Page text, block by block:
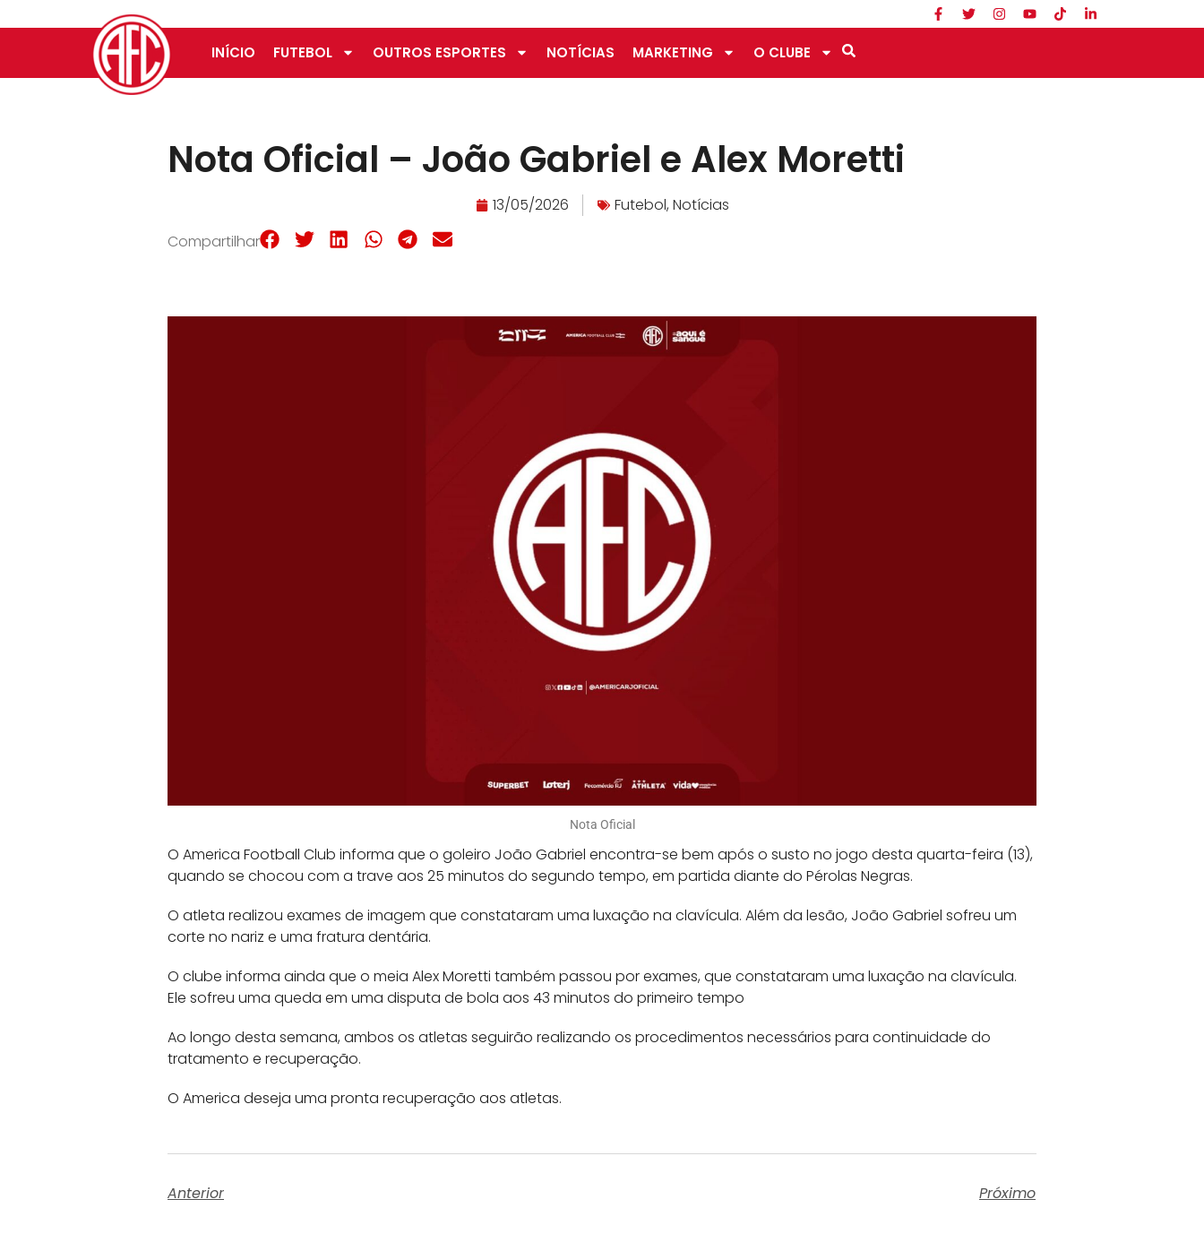
INÍCIO FUTEBOL OUTROS ESPORTES NOTÍCIAS MARKETING O CLUBE
Nota Oficial – João Gabriel e Alex Moretti
13/05/2026 Futebol, Notícias
Compartilhar
Nota Oficial
O America Football Club informa que o goleiro João Gabriel encontra-se bem após o susto no jogo desta quarta-feira (13),
quando se chocou com a trave aos 25 minutos do segundo tempo, em partida diante do Pérolas Negras.
O atleta realizou exames de imagem que constataram uma luxação na clavícula. Além da lesão, João Gabriel sofreu um
corte no nariz e uma fratura dentária.
O clube informa ainda que o meia Alex Moretti também passou por exames, que constataram uma luxação na clavícula.
Ele sofreu uma queda em uma disputa de bola aos 43 minutos do primeiro tempo
Ao longo desta semana, ambos os atletas seguirão realizando os procedimentos necessários para continuidade do
tratamento e recuperação.
O America deseja uma pronta recuperação aos atletas.
Anterior Próximo